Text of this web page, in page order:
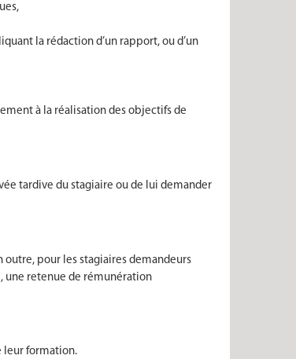
la rédaction d’un rapport, ou d’un
à la réalisation des objectifs de
tardive du stagiaire ou de lui demander
pour les stagiaires demandeurs
une retenue de rémunération
leur formation.